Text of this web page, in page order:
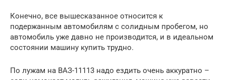
Конечно, все вышесказанное относится к
подержанным автомобилям с солидным пробегом, но
автомобиль уже давно не производится, и в идеальном
состоянии машину купить трудно.
По лужам на ВАЗ-11113 надо ездить очень аккуратно –